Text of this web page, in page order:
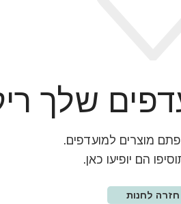
שלך
מוצרים למועדפים.
הם יופיעו כאן.
חזרה לחנות